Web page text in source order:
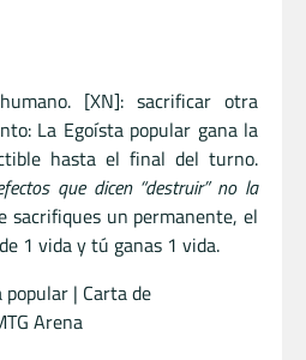
[XN]: sacrificar otra
La Egoísta popular gana la
hasta el final del turno.
que dicen “destruir” no la
sacrifiques un permanente, el
1 vida y tú ganas 1 vida.